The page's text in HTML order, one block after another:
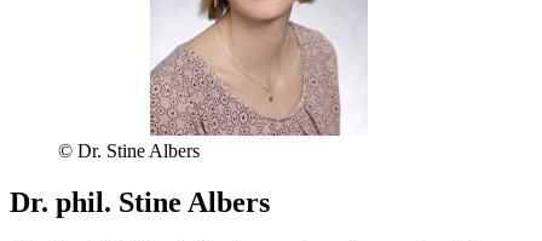
© Dr. Stine Albers
Dr. phil. Stine Albers